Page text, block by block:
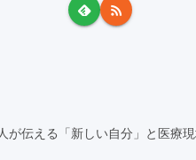
が伝える「新しい自分」と医療